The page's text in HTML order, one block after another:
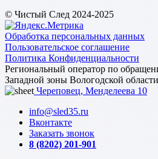
© Чистый След 2024-2025
Обработка персональных данных
Пользовательское соглашение
Политика Конфиденциальности
Региональный оператор по
Западной зоны Вологодской области
Череповец, Менделеева 10
info@sled35.ru
Вконтакте
Заказать звонок
8 (8202) 201-901